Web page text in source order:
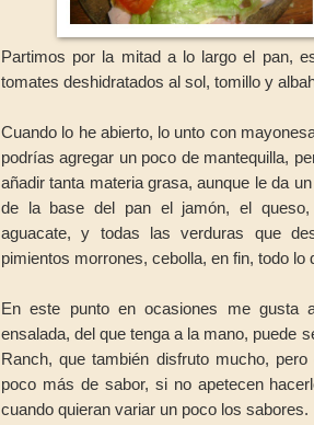
Partimos por la mitad a lo largo el pan,
tomates deshidratados al sol, tomillo y
Cuando lo he abierto, lo unto con
podrías agregar un poco de mantequilla,
añadir tanta materia grasa, aunque le da
de la base del pan el jamón, el
aguacate, y todas las verduras que
pimientos morrones, cebolla, en fin, todo lo
En este punto en ocasiones me gusta
ensalada, del que tenga a la mano, puede
Ranch, que también disfruto mucho,
poco más de sabor, si no apetecen
cuando quieran variar un poco los sabores.